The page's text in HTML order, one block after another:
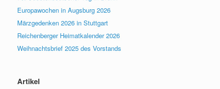
Europawochen in Augsburg 2026
Märzgedenken 2026 in Stuttgart
Reichenberger Heimatkalender 2026
Weihnachtsbrief 2025 des Vorstands
Artikel